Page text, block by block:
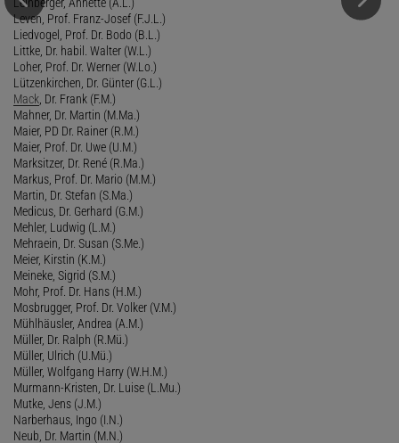
Leven, Prof. Franz-Josef (F.J.L.)
Liedvogel, Prof. Dr. Bodo (B.L.)
Littke, Dr. habil. Walter (W.L.)
Loher, Prof. Dr. Werner (W.Lo.)
Lützenkirchen, Dr. Günter (G.L.)
Mack , Dr. Frank (F.M.)
Mahner, Dr. Martin (M.Ma.)
Maier, PD Dr. Rainer (R.M.)
Maier, Prof. Dr. Uwe (U.M.)
Marksitzer, Dr. René (R.Ma.)
Markus, Prof. Dr. Mario (M.M.)
Martin, Dr. Stefan (S.Ma.)
Medicus, Dr. Gerhard (G.M.)
Mehler, Ludwig (L.M.)
Mehraein, Dr. Susan (S.Me.)
Meier, Kirstin (K.M.)
Meineke, Sigrid (S.M.)
Mohr, Prof. Dr. Hans (H.M.)
Mosbrugger, Prof. Dr. Volker (V.M.)
Mühlhäusler, Andrea (A.M.)
Müller, Dr. Ralph (R.Mü.)
Müller, Ulrich (U.Mü.)
Müller, Wolfgang Harry (W.H.M.)
Murmann-Kristen, Dr. Luise (L.Mu.)
Mutke, Jens (J.M.)
Narberhaus, Ingo (I.N.)
Neub, Dr. Martin (M.N.)